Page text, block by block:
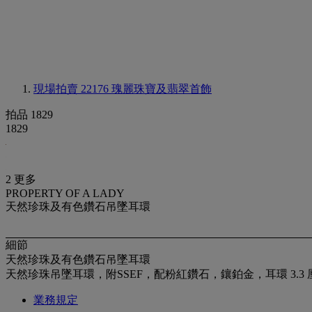
現場拍賣 22176 瑰麗珠寶及翡翠首飾
拍品 1829
1829
2 更多
PROPERTY OF A LADY
天然珍珠及有色鑽石吊墜耳環
細節
天然珍珠及有色鑽石吊墜耳環
天然珍珠吊墜耳環，附SSEF，配粉紅鑽石，鑲鉑金，耳環 3.3
業務規定